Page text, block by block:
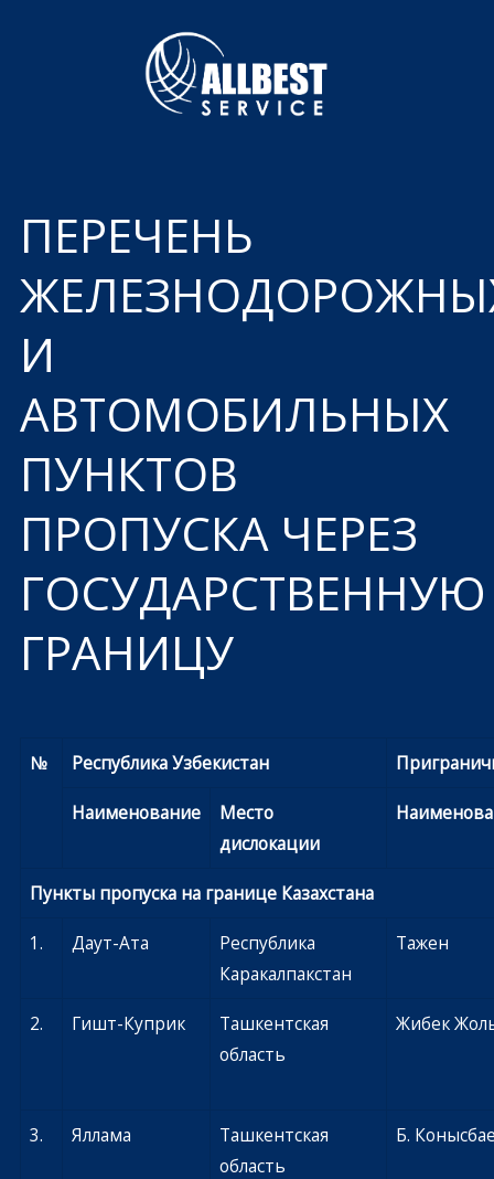
ПЕРЕЧЕНЬ
И
АВТОМОБИЛЬНЫХ
ПУНКТОВ
ПРОПУСКА ЧЕРЕЗ
ГОСУДАРСТВЕННУЮ
ГРАНИЦУ
№ Республика Узбекистан
Наименование
Место
дислокации
Пункты пропуска на границе Казахстана
1. Даут-Ата
Республика
Каракалпакстан
Тажен
2. Гишт-Куприк
Ташкентская
область
Жибек
3. Яллама
Ташкентская
область
Б.